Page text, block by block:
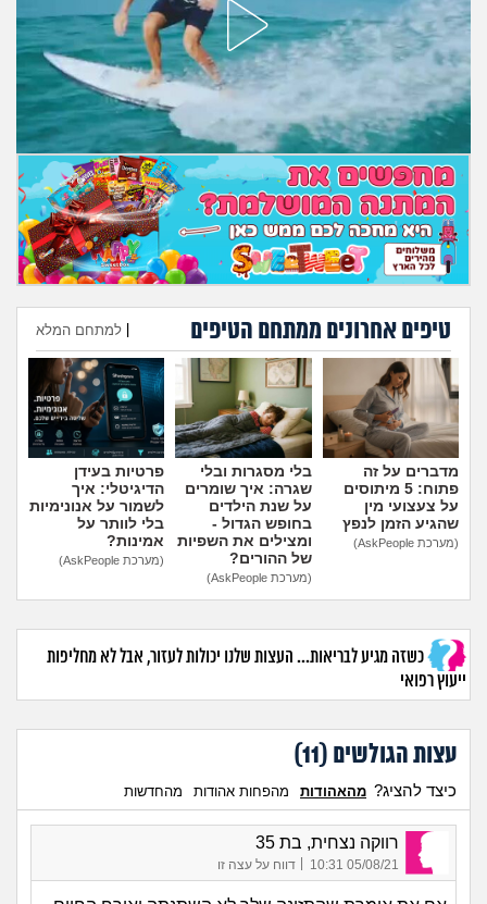
מה שעובר עליי
שומרים על הגוף
פיננסי וכלכלה
בין הסדינים
חיות מחמד
יוקר המחיה
גאווהטיפים אחרונים ממתחם הטיפים למתחם המלא
הוספת טיפ
מדברים על זה
פתוח: 5 מיתוסים
על צעצועי מין
שהגיע הזמן לנפץ
(מערכת AskPeople)
בלי מסגרות ובלי
שגרה: איך שומרים
על שנת הילדים
בחופש הגדול -
ומצילים את השפיות
של ההורים?
(מערכת AskPeople)
פרטיות בעידן
הדיגיטלי: איך
לשמור על אנונימיות
בלי לוותר על
אמינות?
(מערכת AskPeople)
כשזה מגיע לבריאות... העצות שלנו יכולות לעזור, אבל לא מחליפות
ייעוץ רפואי
עצות הגולשים (11
)
כיצד להציג? מהאהודות מהפחות אהודות מהחדשות
רווקה נצחית, בת 35
05/08/21 10:31
| דווח על עצה זו